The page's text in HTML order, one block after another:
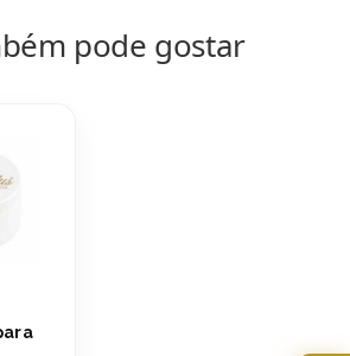
pode gostar